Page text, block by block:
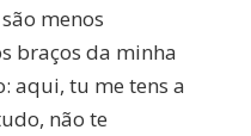
menos
braços da minha
aqui, tu me tens a
não te